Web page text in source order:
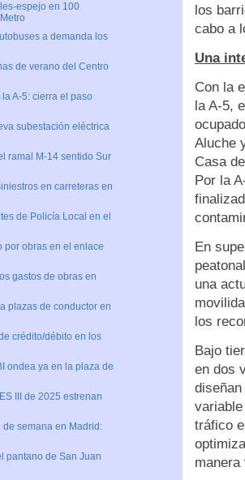
los
cabo a
Una
Con la
la A-5,
Aluche
Casa
Por la
En
una
los
Bajo
en dos
tráfico
manera
espejo en 100
a demanda los
de verano del Centro
A-5: cierra el paso
subestación eléctrica
ramal M-14 sentido Sur
en carreteras en
de Policía Local en el
por obras en el enlace
gastos de obras en
plazas de conductor en
crédito/débito en los
ondea ya en la plaza de
III de 2025 estrenan
de semana en Madrid:
pantano de San Juan